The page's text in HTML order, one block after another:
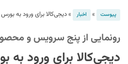
پیوست » اخبار »دیجی‌کالا برای ورود به
رونمایی از پنج سرویس و
دیجی‌کالا برای ورود به